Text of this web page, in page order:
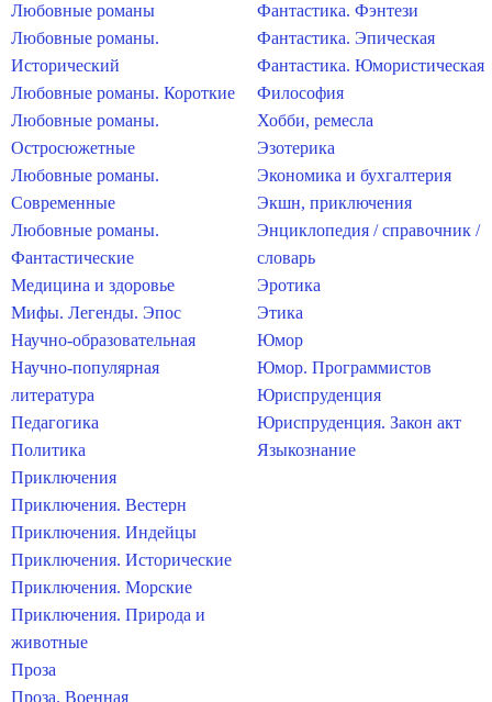
Любовные романы
Любовные романы.
Исторический
Любовные романы. Короткие
Любовные романы.
Остросюжетные
Любовные романы.
Современные
Любовные романы.
Фантастические
Медицина и здоровье
Мифы. Легенды. Эпос
Научно-образовательная
Научно-популярная
литература
Педагогика
Политика
Приключения
Приключения. Вестерн
Приключения. Индейцы
Приключения. Исторические
Приключения. Морские
Приключения. Природа и
животные
Проза
Проза. Военная
Фантастика. Фэнтези
Фантастика. Эпическая
Фантастика. Юмористическая
Философия
Хобби, ремесла
Эзотерика
Экономика и бухгалтерия
Экшн, приключения
Энциклопедия / справочник /
словарь
Эротика
Этика
Юмор
Юмор. Программистов
Юриспруденция
Юриспруденция. Закон акт
Языкознание